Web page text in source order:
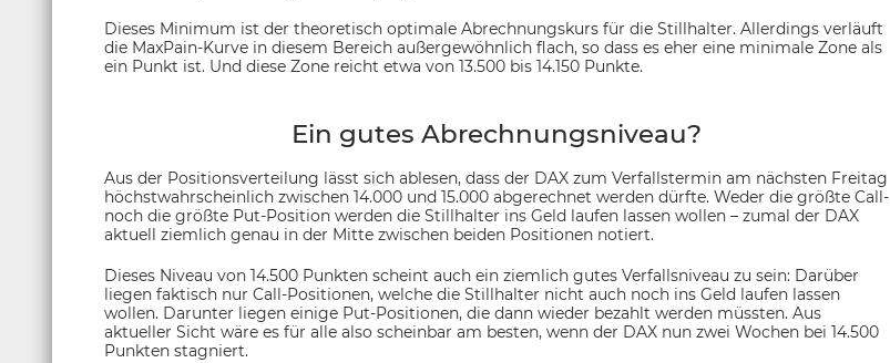
Dieses Minimum ist der theoretisch optimale Abrechnungskurs für die Stillhalter. Allerdings verläuft
die MaxPain-Kurve in diesem Bereich außergewöhnlich flach, so dass es eher eine minimale Zone als
ein Punkt ist. Und diese Zone reicht etwa von 13.500 bis 14.150 Punkte.
Ein gutes Abrechnungsniveau?
Aus der Positionsverteilung lässt sich ablesen, dass der DAX zum Verfallstermin am nächsten Freitag
höchstwahrscheinlich zwischen 14.000 und 15.000 abgerechnet werden dürfte. Weder die größte Call-
noch die größte Put-Position werden die Stillhalter ins Geld laufen lassen wollen – zumal der DAX
aktuell ziemlich genau in der Mitte zwischen beiden Positionen notiert.
Dieses Niveau von 14.500 Punkten scheint auch ein ziemlich gutes Verfallsniveau zu sein: Darüber
liegen faktisch nur Call-Positionen, welche die Stillhalter nicht auch noch ins Geld laufen lassen
wollen. Darunter liegen einige Put-Positionen, die dann wieder bezahlt werden müssten. Aus
aktueller Sicht wäre es für alle also scheinbar am besten, wenn der DAX nun zwei Wochen bei 14.500
Punkten stagniert.